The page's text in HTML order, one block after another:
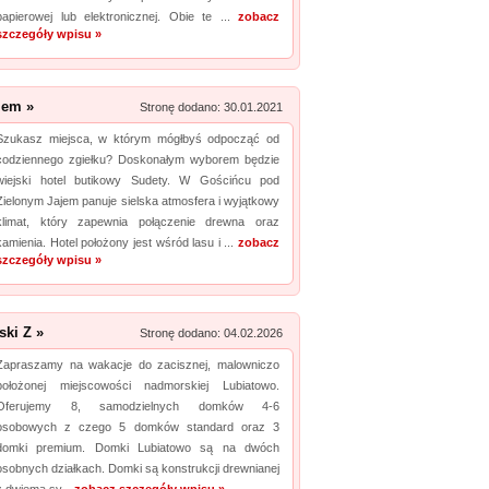
Promuj stronę w okienku!
strony w katalogu!
Data dodania: 29.06.2026
Zobacz szczegóły wpisu »
Promuj stronę w okienku!
lub elektronicznej. Obie te ... zobacz
wpisu »
» Stronę dodano: 30.01.2021
miejsca, w którym mógłbyś odpocząć od
zgiełku? Doskonałym wyborem będzie
hotel butikowy Sudety. W Gościńcu pod
Jajem panuje sielska atmosfera i wyjątkowy
który zapewnia połączenie drewna oraz
Hotel położony jest wśród lasu i ... zobacz
wpisu »
Z » Stronę dodano: 04.02.2026
na wakacje do zacisznej, malowniczo
miejscowości nadmorskiej Lubiatowo.
8, samodzielnych domków 4-6
z czego 5 domków standard oraz 3
premium. Domki Lubiatowo są na dwóch
działkach. Domki są konstrukcji drewnianej